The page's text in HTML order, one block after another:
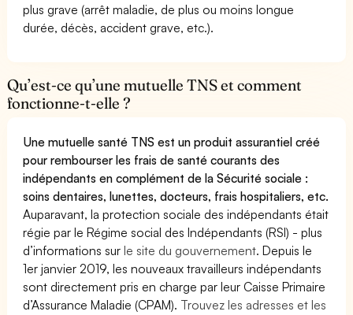
plus grave (arrêt maladie, de plus ou moins longue
durée, décès, accident grave, etc.).
Qu’est-ce qu’une mutuelle TNS et comment
fonctionne-t-elle ?
Une mutuelle santé TNS est un produit assurantiel créé
pour rembourser les frais de santé courants des
indépendants en complément de la Sécurité sociale :
soins dentaires, lunettes, docteurs, frais hospitaliers, etc.
Auparavant, la protection sociale des indépendants était
régie par le Régime social des Indépendants (RSI) - plus
d’informations surle site du gouvernement. Depuis le
1er janvier 2019, les nouveaux travailleurs indépendants
sont directement pris en charge par leur Caisse Primaire
d’Assurance Maladie (CPAM). Trouvez les adresses et les